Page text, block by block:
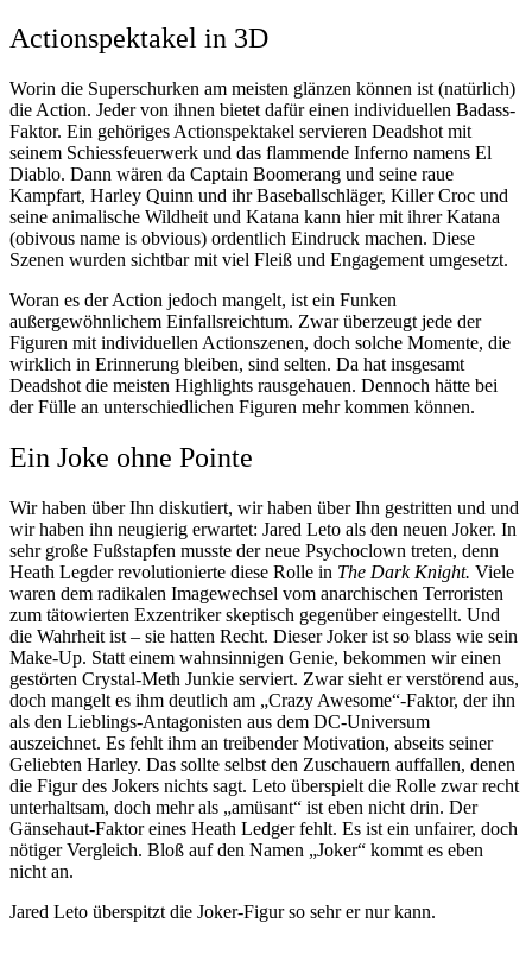
Actionspektakel in 3D
Worin die Superschurken am meisten glänzen können ist (natürlich)
die Action. Jeder von ihnen bietet dafür einen individuellen Badass-
Faktor. Ein gehöriges Actionspektakel servieren Deadshot mit
seinem Schiessfeuerwerk und das flammende Inferno namens El
Diablo. Dann wären da Captain Boomerang und seine raue
Kampfart, Harley Quinn und ihr Baseballschläger, Killer Croc und
seine animalische Wildheit und Katana kann hier mit ihrer Katana
(obivous name is obvious) ordentlich Eindruck machen. Diese
Szenen wurden sichtbar mit viel Fleiß und Engagement umgesetzt.
Woran es der Action jedoch mangelt, ist ein Funken
außergewöhnlichem Einfallsreichtum. Zwar überzeugt jede der
Figuren mit individuellen Actionszenen, doch solche Momente, die
wirklich in Erinnerung bleiben, sind selten. Da hat insgesamt
Deadshot die meisten Highlights rausgehauen. Dennoch hätte bei
der Fülle an unterschiedlichen Figuren mehr kommen können.
Ein Joke ohne Pointe
Wir haben über Ihn diskutiert, wir haben über Ihn gestritten und und
wir haben ihn neugierig erwartet: Jared Leto als den neuen Joker. In
sehr große Fußstapfen musste der neue Psychoclown treten, denn
Heath Legder revolutionierte diese Rolle in The Dark Knight. Viele
waren dem radikalen Imagewechsel vom anarchischen Terroristen
zum tätowierten Exzentriker skeptisch gegenüber eingestellt. Und
die Wahrheit ist – sie hatten Recht. Dieser Joker ist so blass wie sein
Make-Up. Statt einem wahnsinnigen Genie, bekommen wir einen
gestörten Crystal-Meth Junkie serviert. Zwar sieht er verstörend aus,
doch mangelt es ihm deutlich am „Crazy Awesome“-Faktor, der ihn
als den Lieblings-Antagonisten aus dem DC-Universum
auszeichnet. Es fehlt ihm an treibender Motivation, abseits seiner
Geliebten Harley. Das sollte selbst den Zuschauern auffallen, denen
die Figur des Jokers nichts sagt. Leto überspielt die Rolle zwar recht
unterhaltsam, doch mehr als „amüsant“ ist eben nicht drin. Der
Gänsehaut-Faktor eines Heath Ledger fehlt. Es ist ein unfairer, doch
nötiger Vergleich. Bloß auf den Namen „Joker“ kommt es eben
nicht an.
Jared Leto überspitzt die Joker-Figur so sehr er nur kann.